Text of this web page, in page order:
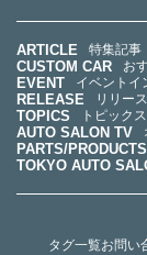
ARTICLE 特集記事
CUSTOM CAR お
EVENT イベントイ
RELEASE リリース
TOPICS トピックス
AUTO SALON TV
PARTS/PRODUCTS
TOKYO AUTO
タグ一覧お問い